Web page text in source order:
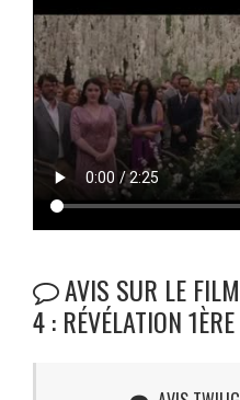
AVIS SUR LE
4 : RÉVÉLATION